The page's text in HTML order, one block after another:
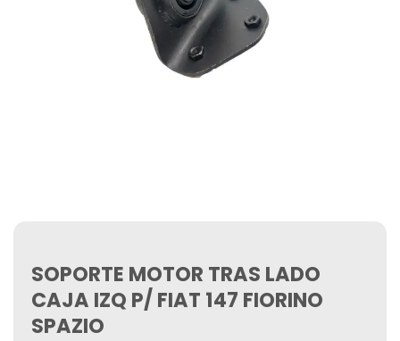
SOPORTE MOTOR TRAS LADO
CAJA IZQ P/ FIAT 147 FIORINO
SPAZIO